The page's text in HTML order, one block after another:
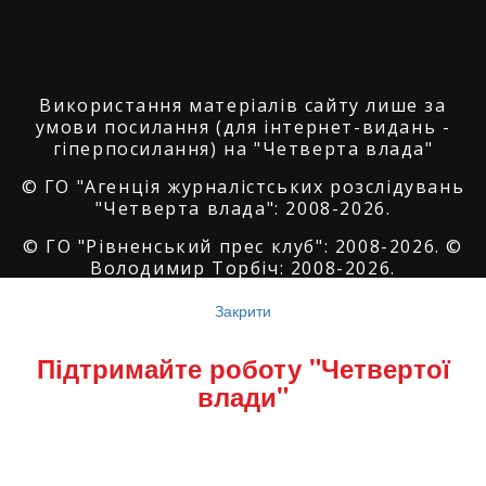
Використання матеріалів сайту лише за
умови посилання (для інтернет-видань -
гіперпосилання) на "Четверта влада"
© ГО "Агенція журналістських розслідувань
"Четверта влада": 2008-2026.
© ГО "Рівненський прес клуб": 2008-2026. ©
Володимир Торбіч: 2008-2026.
SoftGroup
Reserved
Закрити
Підтримайте роботу "Четвертої
влади"